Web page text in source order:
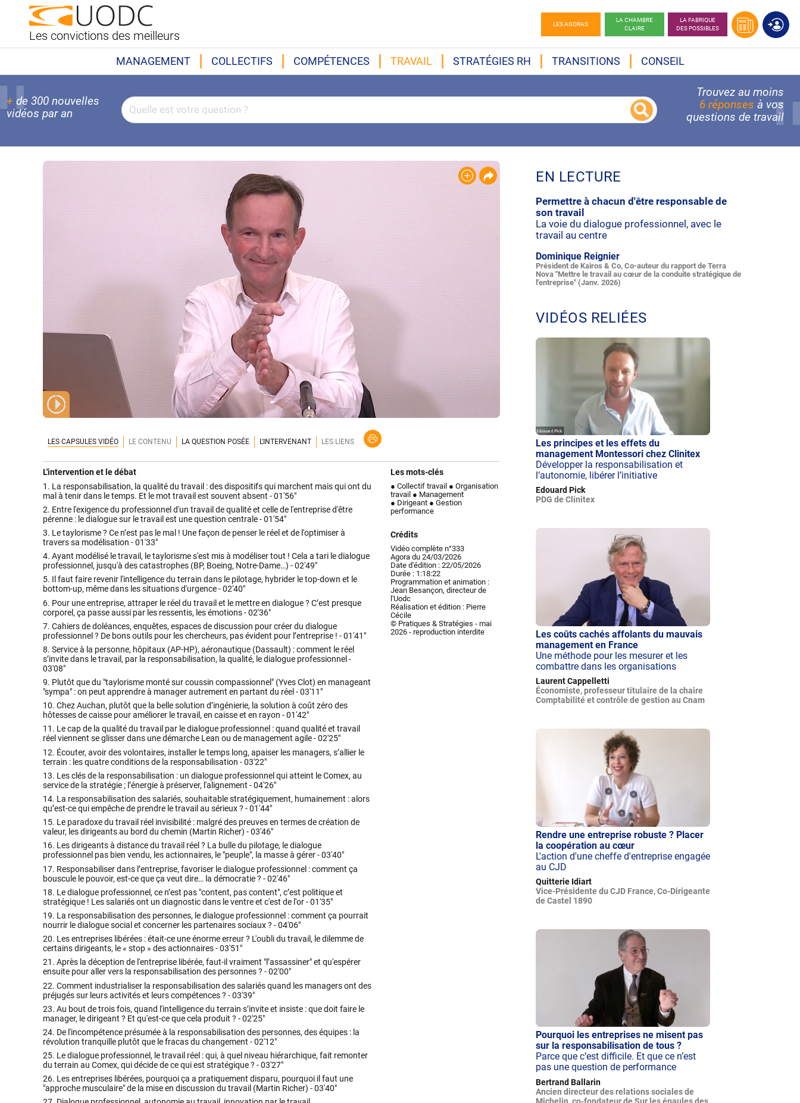
Les convictions des meilleurs
LES AGORAS
LA CHAMBRE
CLAIRE
LA FABRIQUE
DES POSSIBLES
MANAGEMENT COLLECTIFS COMPÉTENCES TRAVAIL STRATÉGIES RH TRANSITIONS CONSEIL
+ de 300 nouvelles
vidéos par an
Trouvez au moins
6 réponses à vos
questions de travail
LES CAPSULES VIDÉO LE CONTENU LA QUESTION POSÉE L'INTERVENANT LES LIENS
L'intervention et le débat
1. La responsabilisation, la qualité du travail : des dispositifs qui marchent mais qui ont du
mal à tenir dans le temps. Et le mot travail est souvent absent -01'56"
2. Entre l'exigence du professionnel d'un travail de qualité et celle de l'entreprise d'être
pérenne : le dialogue sur le travail est une question centrale -01'54"
3. Le taylorisme ? Ce n’est pas le mal ! Une façon de penser le réel et de l'optimiser à
travers sa modélisation -01'33"
4. Ayant modélisé le travail, le taylorisme s'est mis à modéliser tout ! Cela a tari le dialogue
professionnel, jusqu'à des catastrophes (BP, Boeing, Notre-Dame…) -02'49"
5. Il faut faire revenir l'intelligence du terrain dans le pilotage, hybrider le top-down et le
bottom-up, même dans les situations d'urgence -02'40"
6. Pour une entreprise, attraper le réel du travail et le mettre en dialogue ? C’est presque
corporel, ça passe aussi par les ressentis, les émotions -02'36"
7. Cahiers de doléances, enquêtes, espaces de discussion pour créer du dialogue
professionnel ? De bons outils pour les chercheurs, pas évident pour l’entreprise ! -01'41"
8. Service à la personne, hôpitaux (AP-HP), aéronautique (Dassault) : comment le réel
s’invite dans le travail, par la responsabilisation, la qualité, le dialogue professionnel -
03'08"
9. Plutôt que du "taylorisme monté sur coussin compassionnel" (Yves Clot) en manageant
"sympa" : on peut apprendre à manager autrement en partant du réel -03'11"
10. Chez Auchan, plutôt que la belle solution d’ingénierie, la solution à coût zéro des
hôtesses de caisse pour améliorer le travail, en caisse et en rayon -01'42"
11. Le cap de la qualité du travail par le dialogue professionnel : quand qualité et travail
réel viennent se glisser dans une démarche Lean ou de management agile -02'25"
12. Écouter, avoir des volontaires, installer le temps long, apaiser les managers, s’allier le
terrain : les quatre conditions de la responsabilisation -03'22"
13. Les clés de la responsabilisation : un dialogue professionnel qui atteint le Comex, au
service de la stratégie ; l’énergie à préserver, l'alignement -04'26"
14. La responsabilisation des salariés, souhaitable stratégiquement, humainement : alors
qu’est-ce qui empêche de prendre le travail au sérieux ? -01'44"
15. Le paradoxe du travail réel invisibilité : malgré des preuves en termes de création de
valeur, les dirigeants au bord du chemin (Martin Richer) -03'46"
16. Les dirigeants à distance du travail réel ? La bulle du pilotage, le dialogue
professionnel pas bien vendu, les actionnaires, le "peuple", la masse à gérer -03'40"
17. Responsabiliser dans l’entreprise, favoriser le dialogue professionnel : comment ça
bouscule le pouvoir, est-ce que ça veut dire… la démocratie ? -02'46"
18. Le dialogue professionnel, ce n’est pas "content, pas content", c’est politique et
stratégique ! Les salariés ont un diagnostic dans le ventre et c'est de l'or -01'35"
19. La responsabilisation des personnes, le dialogue professionnel : comment ça pourrait
nourrir le dialogue social et concerner les partenaires sociaux ? -04'06"
20. Les entreprises libérées : était-ce une énorme erreur ? L'oubli du travail, le dilemme de
certains dirigeants, le « stop » des actionnaires -03'51"
21. Après la déception de l'entreprise libérée, faut-il vraiment "l’assassiner" et qu'espérer
ensuite pour aller vers la responsabilisation des personnes ? -02'00"
22. Comment industrialiser la responsabilisation des salariés quand les managers ont des
préjugés sur leurs activités et leurs compétences ? -03'39"
23. Au bout de trois fois, quand l'intelligence du terrain s’invite et insiste : que doit faire le
manager, le dirigeant ? Et qu'est-ce que cela produit ? -02'25"
24. De l'incompétence présumée à la responsabilisation des personnes, des équipes : la
révolution tranquille plutôt que le fracas du changement -02'12"
25. Le dialogue professionnel, le travail réel : qui, à quel niveau hiérarchique, fait remonter
du terrain au Comex, qui décide de ce qui est stratégique ? -03'27"
26. Les entreprises libérées, pourquoi ça a pratiquement disparu, pourquoi il faut une
"approche musculaire" de la mise en discussion du travail (Martin Richer) -03'40"
Les mots-clés
● Collectif travail ● Organisation
travail ● Management
● Dirigeant ● Gestion
performance
Crédits
Vidéo complète n°333
Agora du 24/03/2026
Date d'édition : 22/05/2026
Durée : 1:18:22
Programmation et animation :
Jean Besançon, directeur de
l'Uodc
Réalisation et édition : Pierre
Cécile
© Pratiques & Stratégies - mai
2026 - reproduction interdite
EN LECTURE
Permettre à chacun d'être responsable de
son travail
La voie du dialogue professionnel, avec le
travail au centre
Dominique Reignier
Président de Kairos & Co, Co-auteur du rapport de Terra
Nova "Mettre le travail au cœur de la conduite stratégique de
l'entreprise" (Janv. 2026)
VIDÉOS RELIÉES
Les principes et les effets du
management Montessori chez Clinitex
Développer la responsabilisation et
l’autonomie, libérer l’initiative
Edouard Pick
PDG de Clinitex
Les coûts cachés affolants du mauvais
management en France
Une méthode pour les mesurer et les
combattre dans les organisations
Laurent Cappelletti
Économiste, professeur titulaire de la chaire
Comptabilité et contrôle de gestion au Cnam
Rendre une entreprise robuste ? Placer
la coopération au cœur
L'action d'une cheffe d'entreprise engagée
au CJD
Quitterie Idiart
Vice-Présidente du CJD France, Co-Dirigeante
de Castel 1890
Pourquoi les entreprises ne misent pas
sur la responsabilisation de tous ?
Parce que c’est difficile. Et que ce n’est
pas une question de performance
Bertrand Ballarin
Ancien directeur des relations sociales de
Michelin, co-fondateur de Sur les épaules des